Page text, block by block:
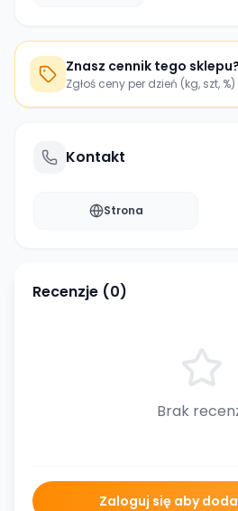
Znasz cennik tego sklepu?
Zgłoś ceny per dzień (kg, szt, %)
Kontakt
Strona
Recenzje (0)
Brak
Zaloguj się aby